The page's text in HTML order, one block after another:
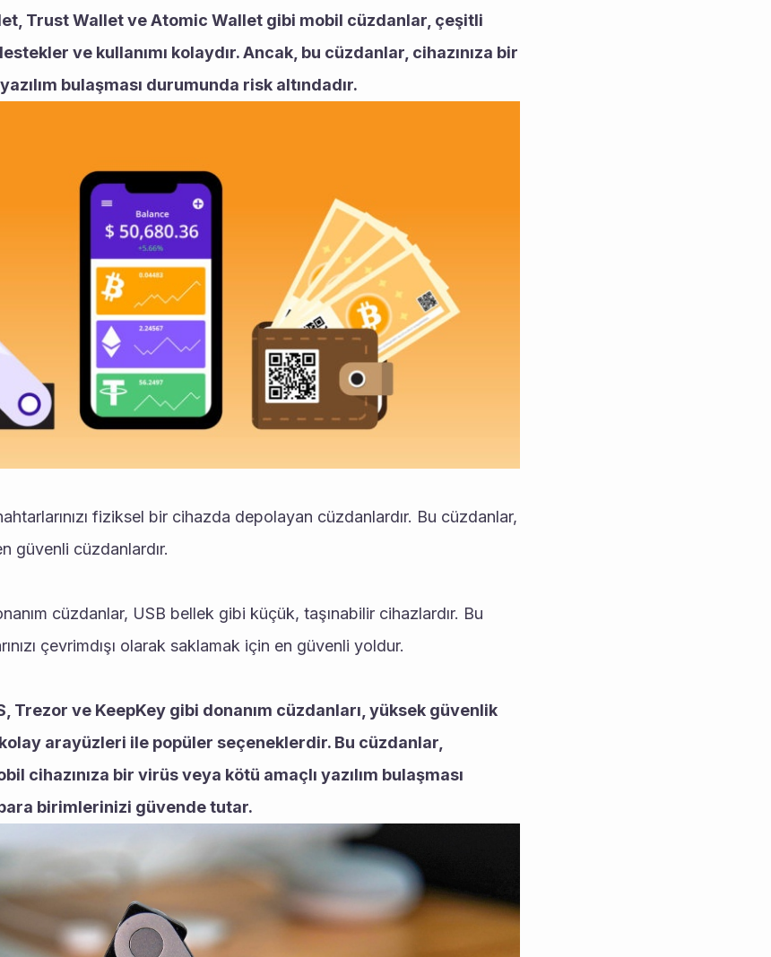
Trust Wallet ve Atomic Wallet gibi mobil cüzdanlar, çeşitli
ve kullanımı kolaydır. Ancak, bu cüzdanlar, cihazınıza bir
bulaşması durumunda risk altındadır.
fiziksel bir cihazda depolayan cüzdanlardır. Bu cüzdanlar,
güvenli cüzdanlardır.
cüzdanlar, USB bellek gibi küçük, taşınabilir cihazlardır. Bu
çevrimdışı olarak saklamak için en güvenli yoldur.
Trezor ve KeepKey gibi donanım cüzdanları, yüksek güvenlik
arayüzleri ile popüler seçeneklerdir. Bu cüzdanlar,
cihazınıza bir virüs veya kötü amaçlı yazılım bulaşması
birimlerinizi güvende tutar.